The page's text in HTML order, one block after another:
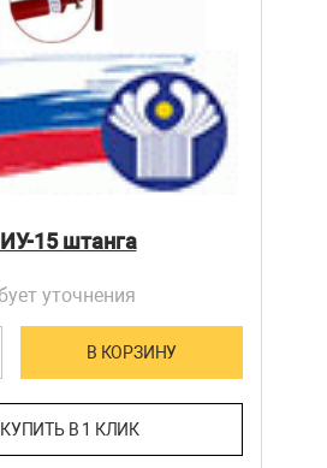
15 штанга
уточнения
В КОРЗИНУ
КУПИТЬ В 1 КЛИК